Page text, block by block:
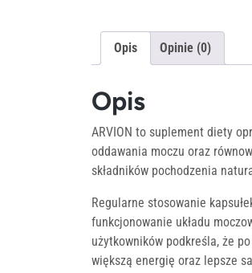
Opis Opinie (0)
Opis
ARVION to suplement diety
oddawania moczu oraz
składników pochodzenia
Regularne stosowanie
funkcjonowanie układu
użytkowników podkreśla, że
większą energię oraz lepsze